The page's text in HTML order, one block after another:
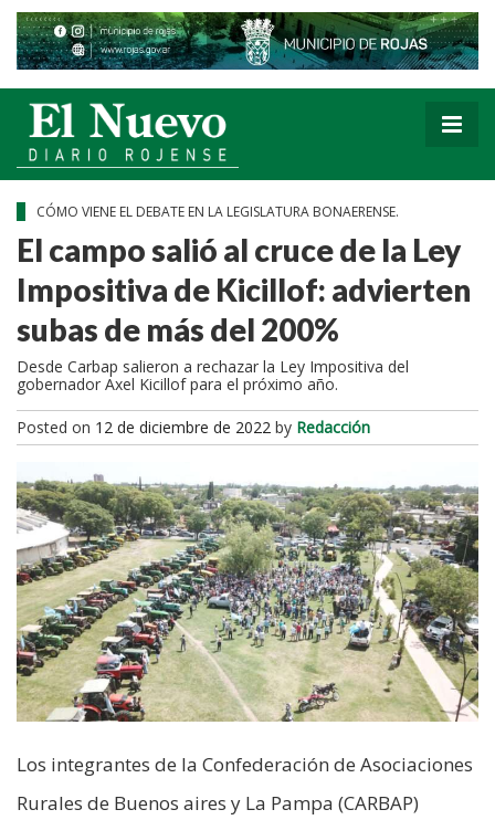
CÓMO VIENE EL DEBATE EN LA LEGISLATURA BONAERENSE.
El campo salió al cruce de la Ley
Impositiva de Kicillof: advierten
subas de más del 200%
Desde Carbap salieron a rechazar la Ley Impositiva del
gobernador Axel Kicillof para el próximo año.
Posted on 12 de diciembre de 2022 by Redacción
Los integrantes de la Confederación de Asociaciones
Rurales de Buenos aires y La Pampa (CARBAP)